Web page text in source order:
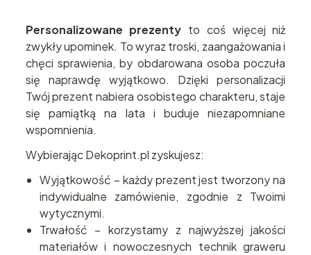
Personalizowane prezenty to coś więcej niż
zwykły upominek. To wyraz troski, zaangażowania i
chęci sprawienia, by obdarowana osoba poczuła
się naprawdę wyjątkowo. Dzięki personalizacji
Twój prezent nabiera osobistego charakteru, staje
się pamiątką na lata i buduje niezapomniane
wspomnienia.
Wybierając Dekoprint.pl zyskujesz:
Wyjątkowość – każdy prezent jest tworzony na
indywidualne zamówienie, zgodnie z Twoimi
wytycznymi.
Trwałość – korzystamy z najwyższej jakości
materiałów i nowoczesnych technik graweru